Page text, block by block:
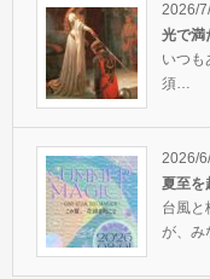
2026/
光で満
いつも
須…
2026/
夏至を
台風と
が、